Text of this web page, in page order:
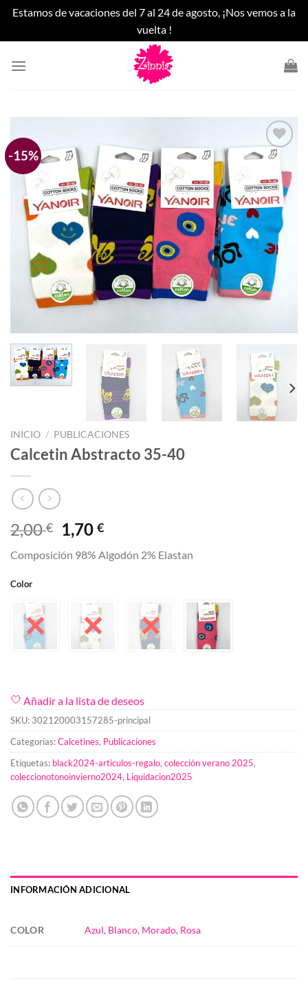
Estamos de vacaciones del 7 al 24 de agosto, ¡Nos vemos a la
vuelta !
-15%
Añadir
a la
lista
de
deseos
INICIO / PUBLICACIONES
Calcetin Abstracto 35-40
2,00€
El
precio
original
1,70€El
actual
Composición 98% Algodón 2% Elastan
Color
Añadir a la lista de deseos
SKU: 302120003157285-principal
Categorías:Calcetines, Publicaciones
Etiquetas: black2024-articulos-regalo, colección verano 2025,
coleccionotonoinvierno2024, Liquidacion2025
INFORMACIÓN ADICIONAL
COLOR Azul, Blanco, Morado, Rosa